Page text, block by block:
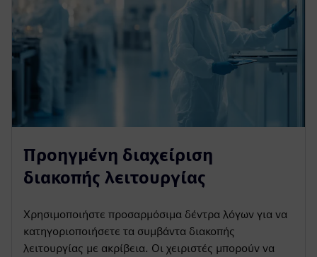
Προηγμένη διαχείριση
διακοπής λειτουργίας
Χρησιμοποιήστε προσαρμόσιμα δέντρα λόγων για να
κατηγοριοποιήσετε τα συμβάντα διακοπής
λειτουργίας με ακρίβεια. Οι χειριστές μπορούν να